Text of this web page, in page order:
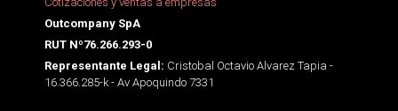
Outcompany SpA
RUT Nº76.266.293-0
Representante Legal: Cristobal Octavio Alvarez Tapia -
16.366.285-k - Av Apoquindo 7331